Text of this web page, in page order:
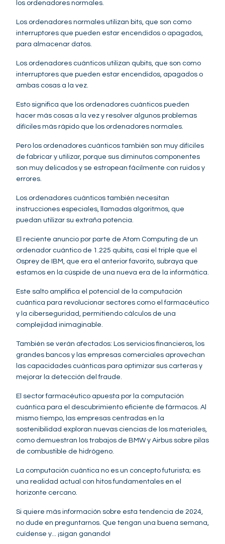
los ordenadores normales.
Los ordenadores normales utilizan bits, que son como
interruptores que pueden estar encendidos o apagados,
para almacenar datos.
Los ordenadores cuánticos utilizan qubits, que son como
interruptores que pueden estar encendidos, apagados o
ambas cosas a la vez.
Esto significa que los ordenadores cuánticos pueden
hacer más cosas a la vez y resolver algunos problemas
difíciles más rápido que los ordenadores normales.
Pero los ordenadores cuánticos también son muy difíciles
de fabricar y utilizar, porque sus diminutos componentes
son muy delicados y se estropean fácilmente con ruidos y
errores.
Los ordenadores cuánticos también necesitan
instrucciones especiales, llamadas algoritmos, que
puedan utilizar su extraña potencia.
El reciente anuncio por parte de Atom Computing de un
ordenador cuántico de 1.225 qubits, casi el triple que el
Osprey de IBM, que era el anterior favorito, subraya que
estamos en la cúspide de una nueva era de la informática.
Este salto amplifica el potencial de la computación
cuántica para revolucionar sectores como el farmacéutico
y la ciberseguridad, permitiendo cálculos de una
complejidad inimaginable.
También se verán afectados: Los servicios financieros, los
grandes bancos y las empresas comerciales aprovechan
las capacidades cuánticas para optimizar sus carteras y
mejorar la detección del fraude.
El sector farmacéutico apuesta por la computación
cuántica para el descubrimiento eficiente de fármacos. Al
mismo tiempo, las empresas centradas en la
sostenibilidad exploran nuevas ciencias de los materiales,
como demuestran los trabajos de BMW y Airbus sobre pilas
de combustible de hidrógeno.
La computación cuántica no es un concepto futurista; es
una realidad actual con hitos fundamentales en el
horizonte cercano.
Si quiere más información sobre esta tendencia de 2024,
no dude en preguntarnos. Que tengan una buena semana,
cuídense y... ¡sigan ganando!